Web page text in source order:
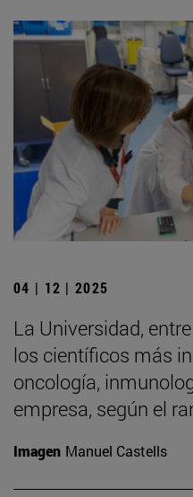
04 | 12 | 2025
La Universidad,
los científicos más
oncología,
empresa, según el
Imagen Manuel Castells